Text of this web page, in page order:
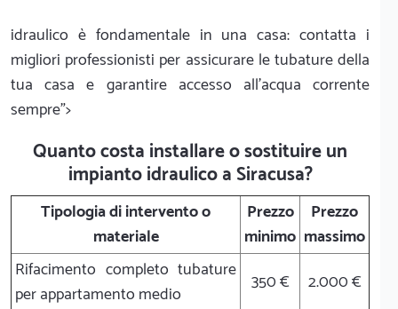
idraulico è fondamentale in una casa: contatta i
migliori professionisti per assicurare le tubature della
tua casa e garantire accesso all'acqua corrente
sempre">
Quanto costa installare o sostituire un
impianto idraulico a Siracusa?
Tipologia di intervento o
materiale
Prezzo
minimo
Prezzo
massimo
Rifacimento completo tubature
per appartamento medio
350 €
2.000 €